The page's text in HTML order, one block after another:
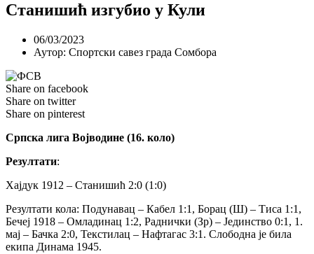
Станишић изгубио у Кули
06/03/2023
Аутор: Спортски савез града Сомбора
Share on facebook
Share on twitter
Share on pinterest
Српска лига Војводине (16. коло)
Резултати:
Хајдук 1912 – Станишић 2:0 (1:0)
Резултати кола: Подунавац – Кабел 1:1, Борац (Ш) – Тиса 1:1,
Бечеј 1918 – Омладинац 1:2, Раднички (Зр) – Јединство 0:1, 1.
мај – Бачка 2:0, Текстилац – Нафтагас 3:1. Слободна је била
екипа Динама 1945.